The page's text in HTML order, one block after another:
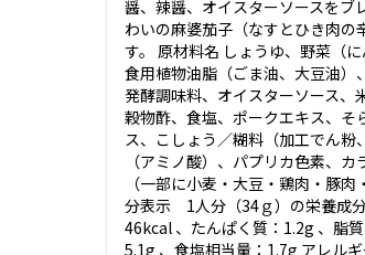
醤、辣醤、オイスターソースをブ
わいの麻婆茄子（なすとひき肉の
す。 原材料名 しょうゆ、野菜（に
食用植物油脂（ごま油、大豆油）
発酵調味料、オイスターソース、
穀物酢、食塩、ポークエキス、そ
ス、こしょう／糊料（加工でん粉
（アミノ酸）、パプリカ色素、カ
（一部に小麦・大豆・鶏肉・豚
分表示 1人分（34ｇ）の栄養成分
46kcal 、たんぱく質：1.2g 、脂
5.1g 、食塩相当量：1.7g アレル